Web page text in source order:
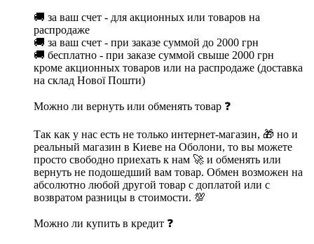
🚚 за ваш счет - для акционных или товаров на
распродаже
🚚 за ваш счет - при заказе суммой до 2000 грн
🚚 бесплатно - при заказе суммой свыше 2000 грн
кроме акционных товаров или на распродаже (доставка
на склад Нової Пошти)
Можно ли вернуть или обменять товар ❓
Так как у нас есть не только интернет-магазин, 🎁 но и
реальный магазин в Киеве на Оболони, то вы можете
просто свободно приехать к нам 🚀 и обменять или
вернуть не подошедший вам товар. Обмен возможен на
абсолютно любой другой товар с доплатой или с
возвратом разницы в стоимости. 💯
Можно ли купить в кредит ❓